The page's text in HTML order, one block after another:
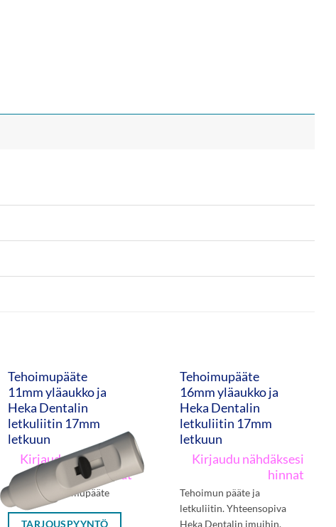
Tehoimupääte
11mm yläaukko ja
Heka Dentalin
letkuliitin 17mm
letkuun
Kirjaudu nähdäksesi
hinnat
Unicline-tehoimupääte
TARJOUSPYYNTÖ
Tehoimupääte
16mm yläaukko ja
Heka Dentalin
letkuliitin 17mm
letkuun
Kirjaudu nähdäksesi
hinnat
Tehoimun pääte ja
letkuliitin. Yhteensopiva
Heka Dentalin imuihin.